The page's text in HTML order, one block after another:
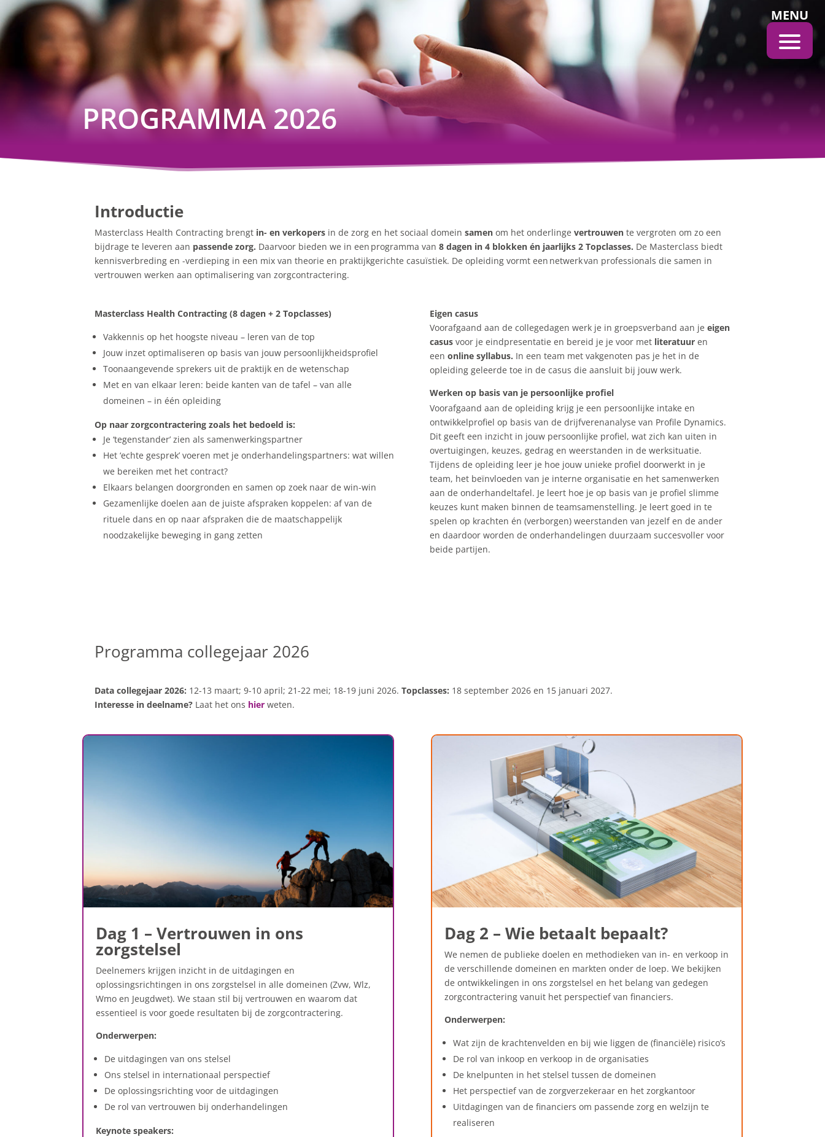
MENU
PROGRAMMA 2026
Introductie
Masterclass Health Contracting brengt in- en verkopers in de zorg en het sociaal domeinsamen om het onderlingevertrouwen te vergroten om zo een
bijdrage te leveren aan passende zorg. Daarvoor bieden we in een programma van8 dagen in 4 blokken én jaarlijks 2 Topclasses. De Masterclass biedt
kennisverbreding en -verdieping in een mix van theorie en praktijkgerichte casuïstiek. De opleiding vormt een netwerkvan professionals die samen in
vertrouwen werken aan optimalisering van zorgcontractering.
Masterclass Health Contracting (8 dagen + 2 Topclasses)
Vakkennis op het hoogste niveau – leren van de top
Jouw inzet optimaliseren op basis van jouw persoonlijkheidsprofiel
Toonaangevende sprekers uit de praktijk en de wetenschap
Met en van elkaar leren: beide kanten van de tafel – van alle
domeinen – in één opleiding
Op naar zorgcontractering zoals het bedoeld is:
Je ‘tegenstander’ zien als samenwerkingspartner
Het ‘echte gesprek’ voeren met je onderhandelingspartners: wat willen
we bereiken met het contract?
Elkaars belangen doorgronden en samen op zoek naar de win-win
Gezamenlijke doelen aan de juiste afspraken koppelen: af van de
rituele dans en op naar afspraken die de maatschappelijk
noodzakelijke beweging in gang zetten
Eigen casus
Voorafgaand aan de collegedagen werk je in groepsverband aan jeeigen
casus voor je eindpresentatie en bereid je je voor met literatuur en
eenonline syllabus. In een team met vakgenoten pas je het in de
opleiding geleerde toe in de casus die aansluit bij jouw werk.
Werken op basis van je persoonlijke profiel
Voorafgaand aan de opleiding krijg je een persoonlijke intake en
ontwikkelprofiel op basis van de drijfverenanalyse van Profile Dynamics.
Dit geeft een inzicht in jouw persoonlijke profiel, wat zich kan uiten in
overtuigingen, keuzes, gedrag en weerstanden in de werksituatie.
Tijdens de opleiding leer je hoe jouw unieke profiel doorwerkt in je
team, het beïnvloeden van je interne organisatie en het samenwerken
aan de onderhandeltafel. Je leert hoe je op basis van je profiel slimme
keuzes kunt maken binnen de teamsamenstelling. Je leert goed in te
spelen op krachten én (verborgen) weerstanden van jezelf en de ander
en daardoor worden de onderhandelingen duurzaam succesvoller voor
beide partijen.
Programma collegejaar 2026
Data collegejaar 2026: 12-13 maart; 9-10 april; 21-22 mei; 18-19 juni 2026.Topclasses: 18 september 2026 en 15 januari 2027.
Interesse in deelname? Laat het ons hier weten.
Dag 1 –Vertrouwen in ons
zorgstelsel
Deelnemers krijgen inzicht in de uitdagingen en
oplossingsrichtingen in ons zorgstelsel in alle domeinen (Zvw, Wlz,
Wmo en Jeugdwet). We staan stil bij vertrouwen en waarom dat
essentieel is voor goede resultaten bij de zorgcontractering.
Onderwerpen:
De uitdagingen van ons stelsel
Ons stelsel in internationaal perspectief
De oplossingsrichting voor de uitdagingen
De rol van vertrouwen bij onderhandelingen
Keynote speakers:
Dag 2 – Wie betaalt bepaalt?
We nemen de publieke doelen en methodieken van in- en verkoop in
de verschillende domeinen en markten onder de loep. We bekijken
de ontwikkelingen in ons zorgstelsel en het belang van gedegen
zorgcontractering vanuit het perspectief van financiers.
Onderwerpen:
Wat zijn de krachtenvelden en bij wie liggen de (financiële) risico’s
De rol van inkoop en verkoop in de organisaties
De knelpunten in het stelsel tussen de domeinen
Het perspectief van de zorgverzekeraar en het zorgkantoor
Uitdagingen van de financiers om passende zorg en welzijn te
realiseren